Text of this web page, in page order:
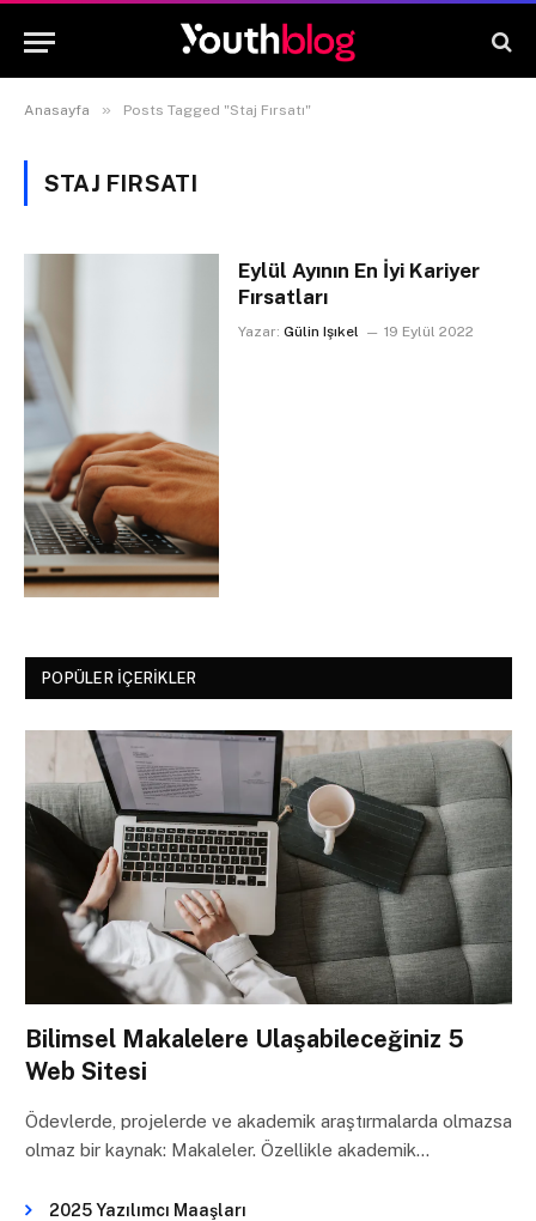
Anasayfa » Posts Tagged "Staj Fırsatı"
STAJ FIRSATI
Eylül Ayının En İyi Kariyer
Fırsatları
Yazar: Gülin Işıkel 19 Eylül 2022
POPÜLER İÇERIKLER
Bilimsel Makalelere Ulaşabileceğiniz 5
Web Sitesi
Ödevlerde, projelerde ve akademik araştırmalarda olmazsa
olmaz bir kaynak: Makaleler. Özellikle akademik…
2025 Yazılımcı Maaşları